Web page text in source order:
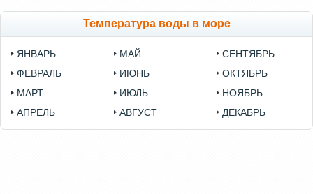
Температура воды в море
ЯНВАРЬ
ФЕВРАЛЬ
МАРТ
АПРЕЛЬ
МАЙ
ИЮНЬ
ИЮЛЬ
АВГУСТ
СЕНТЯБРЬ
ОКТЯБРЬ
НОЯБРЬ
ДЕКАБРЬ